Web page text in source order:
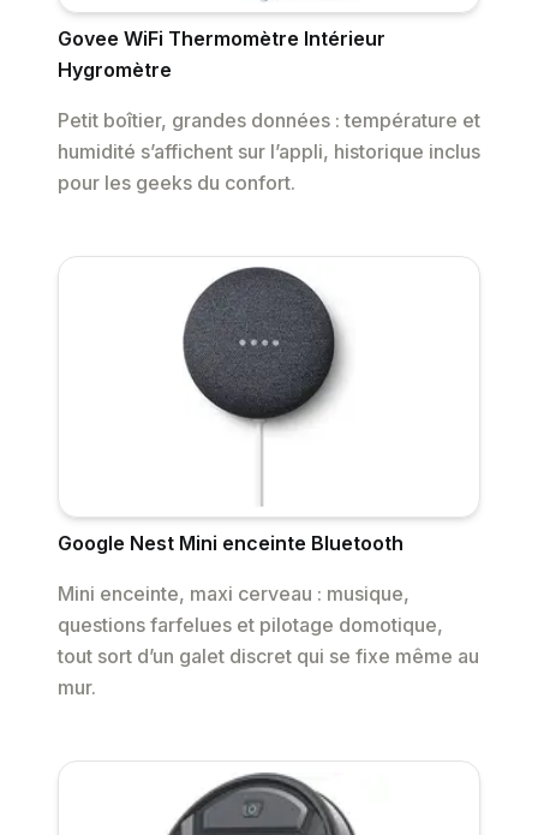
Govee WiFi Thermomètre Intérieur
Hygromètre
Petit boîtier, grandes données : température et
humidité s’affichent sur l’appli, historique inclus
pour les geeks du confort.
Google Nest Mini enceinte Bluetooth
Mini enceinte, maxi cerveau : musique,
questions farfelues et pilotage domotique,
tout sort d’un galet discret qui se fixe même au
mur.